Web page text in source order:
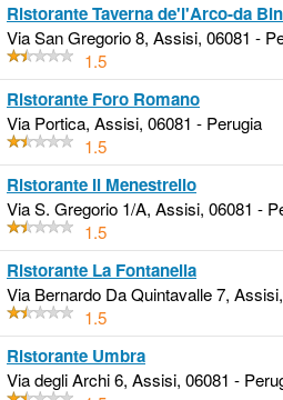
Ristorante Taverna de'l'Arco-da
Via San Gregorio 8, Assisi, 06081 -
1.5
Ristorante Foro Romano
Via Portica, Assisi, 06081 - Perugia
1.5
Ristorante Il Menestrello
Via S. Gregorio 1/A, Assisi, 06081 -
1.5
Ristorante La Fontanella
Via Bernardo Da Quintavalle 7,
1.5
Ristorante Umbra
Via degli Archi 6, Assisi, 06081 -